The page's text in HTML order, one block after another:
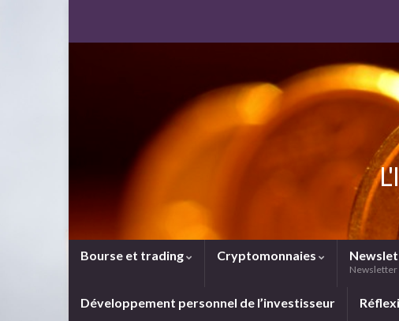
Bourse et trading Cryptomonnaies
Newsletter
Développement personnel de l’investisseur